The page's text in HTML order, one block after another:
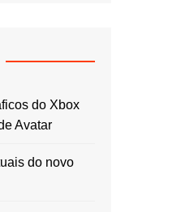
do Xbox
Avatar
do novo